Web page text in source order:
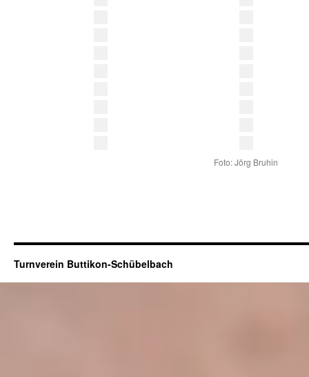
Foto: Jörg Bruhin
Turnverein Buttikon-Schübelbach